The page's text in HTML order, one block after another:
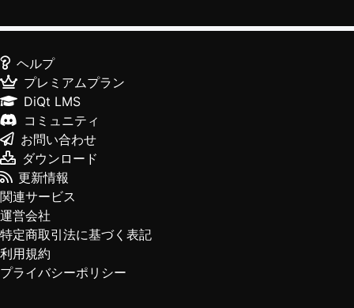
ヘルプ
プレミアムプラン
DiQt LMS
コミュニティ
お問い合わせ
ダウンロード
更新情報
関連サービス
運営会社
特定商取引法に基づく表記
利用規約
プライバシーポリシー